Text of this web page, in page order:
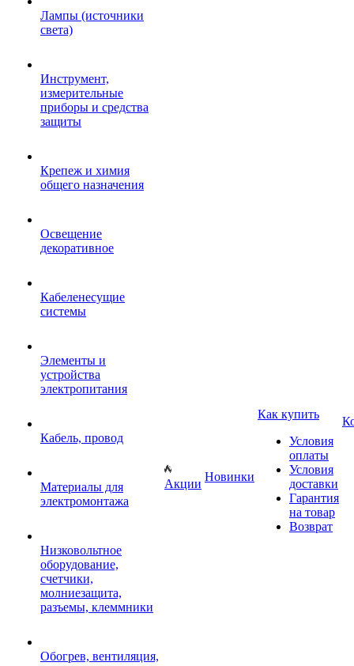
Лампы (источники
света)
Инструмент,
измерительные
приборы и средства
защиты
Крепеж и химия
общего назначения
Освещение
декоративное
Кабеленесущие
системы
Элементы и
устройства
электропитания
Кабель, провод
Материалы для
электромонтажа
Низковольтное
оборудование,
счетчики,
молниезащита,
разъемы, клеммники
Обогрев, вентиляция,
Акции
Новинки
Как купить
Условия
оплаты
Условия
доставки
Гарантия
на товар
Возврат